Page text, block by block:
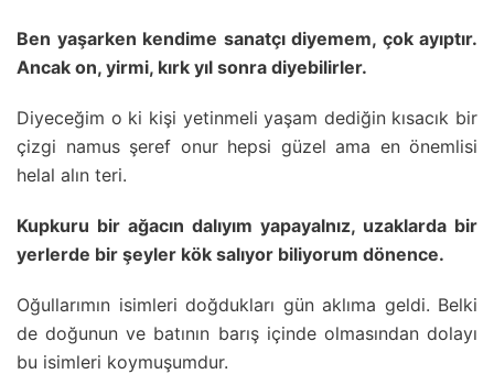
Ben yaşarken kendime sanatçı diyemem, çok ayıptır.
Ancak on, yirmi, kırk yıl sonra diyebilirler.
Diyeceğim o ki kişi yetinmeli yaşam dediğin kısacık bir
çizgi namus şeref onur hepsi güzel ama en önemlisi
helal alın teri.
Kupkuru bir ağacın dalıyım yapayalnız, uzaklarda bir
yerlerde bir şeyler kök salıyor biliyorum dönence.
Oğullarımın isimleri doğdukları gün aklıma geldi. Belki
de doğunun ve batının barış içinde olmasından dolayı
bu isimleri koymuşumdur.